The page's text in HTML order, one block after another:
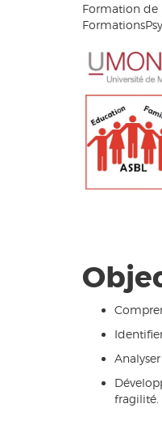
Formation de
fragilité.